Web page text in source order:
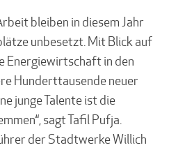
bleiben in diesem Jahr
unbesetzt. Mit Blick auf
Energiewirtschaft in den
Hunderttausende neuer
junge Talente ist die
sagt Tafil Pufja.
der Stadtwerke Willich